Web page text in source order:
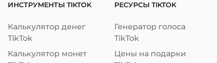
ИНСТРУМЕНТЫ TIKTOK
Калькулятор денег
TikTok
Калькулятор монет
РЕСУРСЫ TIKTOK
Генератор голоса
TikTok
Цены на подарки